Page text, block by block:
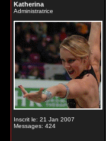
Katherina
Administratrice
Inscrit le: 21 Jan 2007
Messages: 424